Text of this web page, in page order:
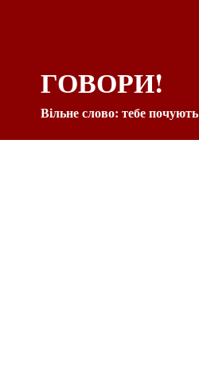
ГОВОРИ!
Вільне слово: тебе почують